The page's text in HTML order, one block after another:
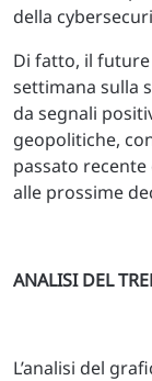
della
Di fatto, il future
settimana sulla
da segnali
geopolitiche,
passato
alle prossime
ANALISI DEL
L’analisi del